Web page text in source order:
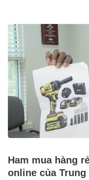
Ham mua hàng
online của